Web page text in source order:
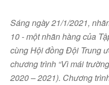
Sáng ngày 21/1/2021,
10 - một nhãn hàng của
cùng Hội đồng Đội Trung
chương trình “Vì mái
2020 – 2021). Chương